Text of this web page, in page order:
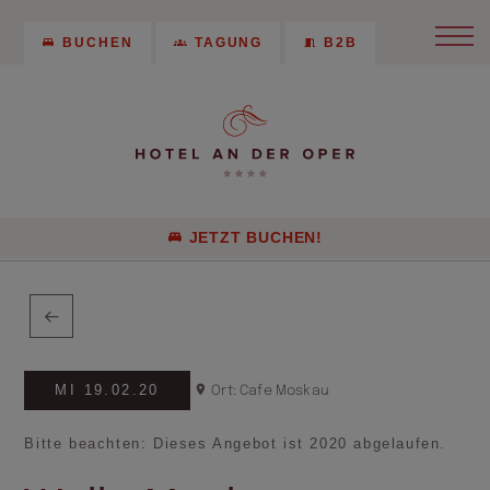
BUCHEN TAGUNG B2B
JETZT BUCHEN!
MI 19.02.20 Ort: Cafe Moskau
Bitte beachten: Dieses Angebot ist 2020 abgelaufen.